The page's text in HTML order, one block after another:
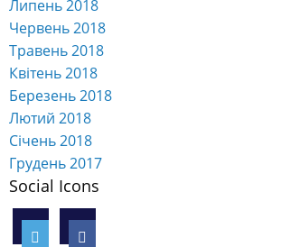
КОНТАКТНИЙ ДОВІДНИК
АВТОМАТИЗОВАНА СИСТЕМА УПРАВЛІННЯ
ПРОЦЕССОМ
ЕЛЕКТРОНИЙ АРХІВ
Одеський національний економічний
mail@oneu.edu.ua